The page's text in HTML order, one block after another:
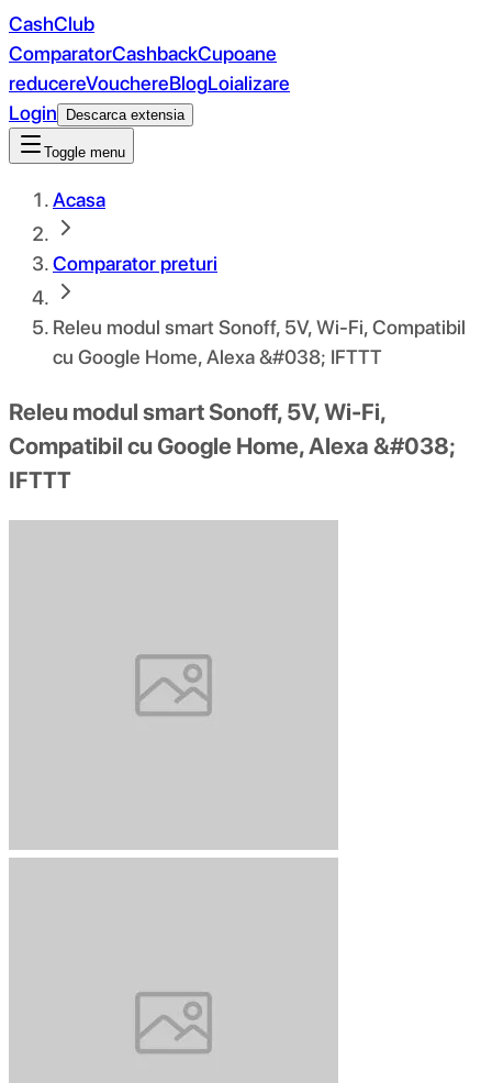
CashClub
ComparatorCashbackCupoane
reducereVouchereBlogLoializare
Login
Descarca extensia
Toggle menu
Acasa
Comparator preturi
Releu modul smart Sonoff, 5V, Wi-Fi, Compatibil
cu Google Home, Alexa &#038; IFTTT
Releu modul smart Sonoff, 5V, Wi-Fi,
Compatibil cu Google Home, Alexa &#038;
IFTTT